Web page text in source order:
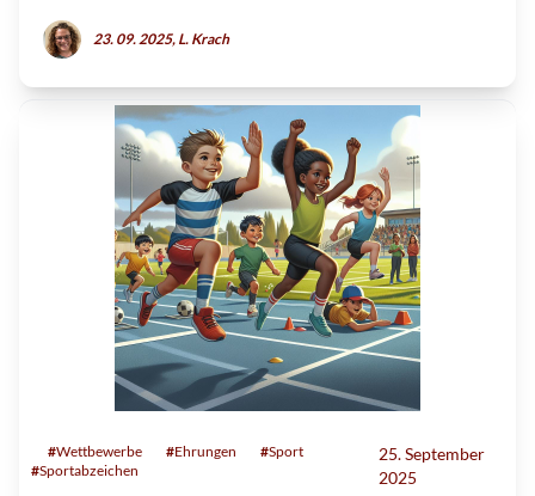
23. 09. 2025, L. Krach
#Wettbewerbe #Ehrungen #Sport
#Sportabzeichen
25. September
2025